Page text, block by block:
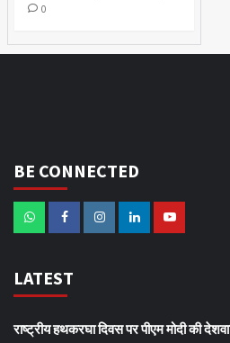
0
BE CONNECTED
LATEST
राष्ट्रीय हथकरघा दिवस पर पीएम मोदी की